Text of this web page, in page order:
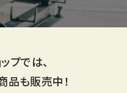
プでは、
品も販売中！